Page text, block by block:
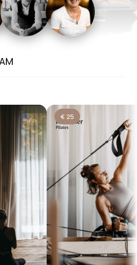
€ 25